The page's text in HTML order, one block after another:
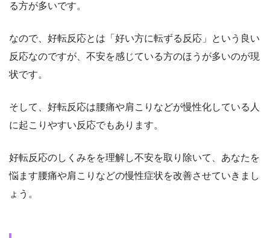
る方が多いです。
なので、好転反応とは「好い方に転ずる反応」という良い
反応なのですが、不安を感じている方のほうが多いのが現
状です。
そして、好転反応は腰痛や肩こりなどが慢性化している人
に起こりやすい反応でもあります。
好転反応のしくみをを理解し不安を取り除いて、あなたを
悩ます腰痛や肩こりなどの慢性症状を改善させていきまし
ょう。